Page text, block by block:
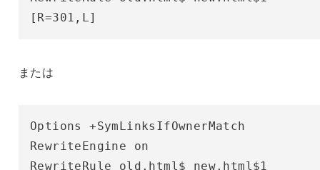
[R=301,L]
または
Options +SymLinksIfOwnerMatch
RewriteEngine on
RewriteRule old.html$ new.html$1